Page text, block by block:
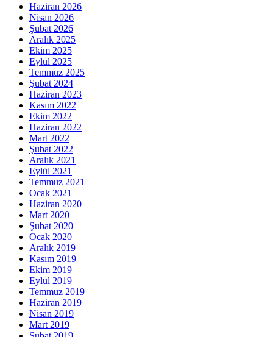
Haziran 2026
Nisan 2026
Şubat 2026
Aralık 2025
Ekim 2025
Eylül 2025
Temmuz 2025
Şubat 2024
Haziran 2023
Kasım 2022
Ekim 2022
Haziran 2022
Mart 2022
Şubat 2022
Aralık 2021
Eylül 2021
Temmuz 2021
Ocak 2021
Haziran 2020
Mart 2020
Şubat 2020
Ocak 2020
Aralık 2019
Kasım 2019
Ekim 2019
Eylül 2019
Temmuz 2019
Haziran 2019
Nisan 2019
Mart 2019